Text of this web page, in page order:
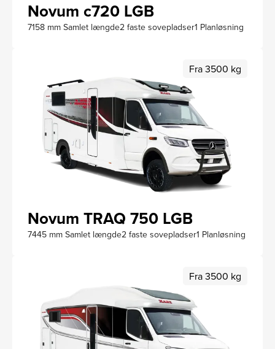
Novum c720 LGB
7158 mm Samlet længde2 faste sovepladser1 Planløsning
Fra 3500 kg
Novum TRAQ 750 LGB
7445 mm Samlet længde2 faste sovepladser1 Planløsning
Fra 3500 kg